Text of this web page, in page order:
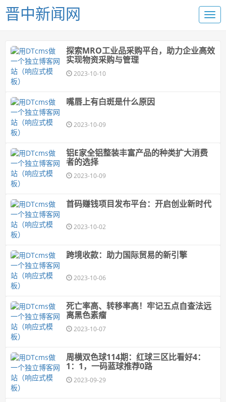
晋中新闻网
探索MRO工业品采购平台，助力企业高效
实现物资采购与管理
2023-10-10
嘴唇上有白斑是什么原因
2023-10-09
铝E家全铝整装丰富产品的种类扩大消费
者的选择
2023-10-09
首码赚钱项目发布平台：开启创业新时代
2023-10-02
跨境收款：助力国际贸易的新引擎
2023-10-06
死亡率高、转移率高！牢记五点自查法远
离黑色素瘤
2023-10-07
周横双色球114期：红球三区比看好4：
1：1，一码蓝球推荐0路
2023-09-29